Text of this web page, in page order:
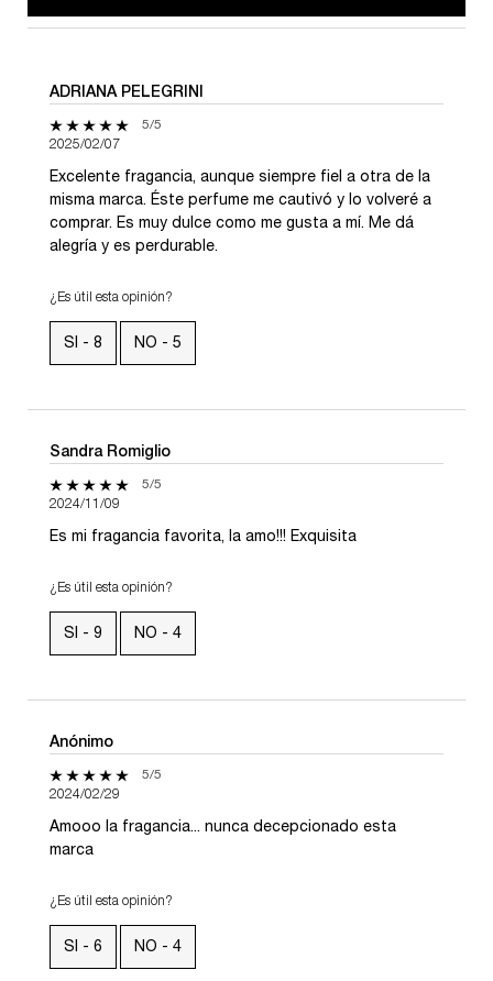
ADRIANA PELEGRINI
5 de 5 estrellas.5/5
2025/02/07
Excelente fragancia, aunque siempre fiel a otra de la
misma marca. Éste perfume me cautivó y lo volveré a
comprar. Es muy dulce como me gusta a mí. Me dá
alegría y es perdurable.
¿Es útil esta opinión?
SI - 8 NO - 5
Sandra Romiglio
5 de 5 estrellas.5/5
2024/11/09
Es mi fragancia favorita, la amo!!! Exquisita
¿Es útil esta opinión?
SI - 9 NO - 4
Anónimo
5 de 5 estrellas.5/5
2024/02/29
Amooo la fragancia... nunca decepcionado esta
marca
¿Es útil esta opinión?
SI - 6 NO - 4